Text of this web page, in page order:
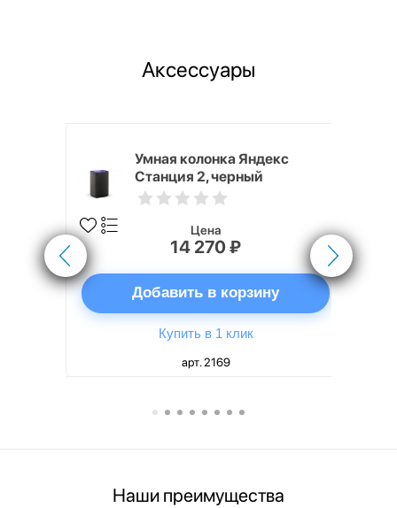
Аксессуары
Умная колонка Яндекс
Станция 2, черный
Цена
14 270 ₽
Добавить в корзину
Купить в 1 клик
арт. 2169
Наши преимущества